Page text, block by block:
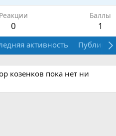
Реакции
0
Баллы
1
активность
козенков пока нет ни